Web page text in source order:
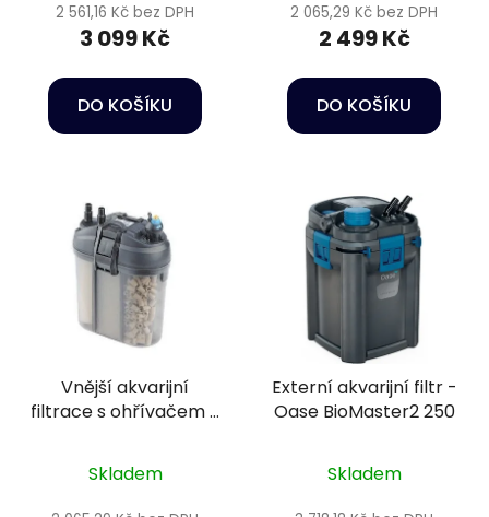
2 561,16 Kč bez DPH
3 099 Kč
DO KOŠÍKU
2 065,29 Kč bez DPH
2 499 Kč
DO KOŠÍKU
Vnější akvarijní
filtrace s ohřívačem -
Skladem
Externí akvarijní filtr -
Oase BioMaster2 250
Skladem